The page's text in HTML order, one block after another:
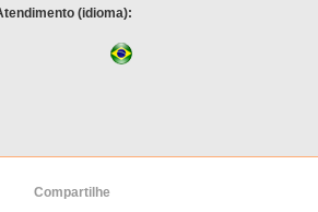
(idioma):
Compartilhe